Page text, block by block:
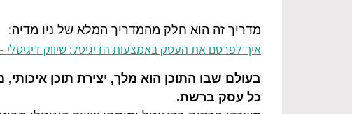
מדריך זה הוא חלק מהמדריך המלא של ניו מדיה:
איך לפרסם את העסק באמצעות הדיגיטל: שיווק
בעולם שבו התוכן הוא מלך, יצירת תוכן
כל עסק ברשת.